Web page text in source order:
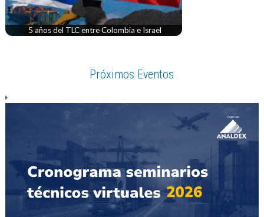
5 años del TLC entre Colombia e Israel
Próximos Eventos